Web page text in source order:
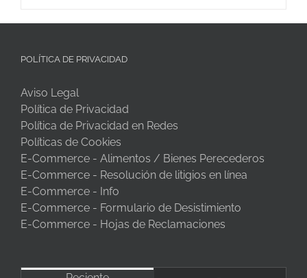
POLÍTICA DE PRIVACIDAD
Aviso Legal
Política de Privacidad
Política de Privacidad en Redes
Políticas de Cookies
E-Commerce - Alimentos / Bienes Perecederos
E-Commerce - Resolución de litigios en línea
E-Commerce - Info
E-Commerce - Formulario de Desistimiento
E-Commerce - Hojas de Reclamaciones